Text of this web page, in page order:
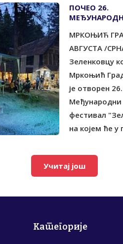
ПОЧЕО 26.
ЗЕЛЕНКОВЦУ
МРКОЊИЋ
АВГУСТА /
Зеленковцу
Мркоњић
је отворен 26.
Међународни
фестивал
на којем ће у
Учитај још
Категорије